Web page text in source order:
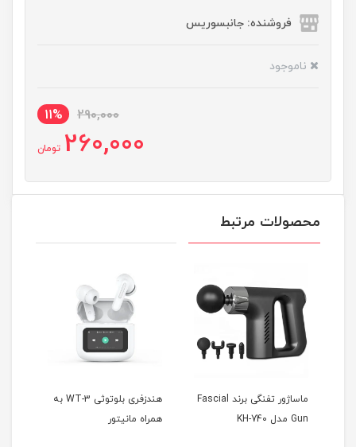
فروشنده: جانبسوریس
ناموجود
290,000
11%
260,000 تومان
محصولات مرتبط
ماساژور تفنگی برند Fascial
Gun مدل KH-740
هندزفری بلوتوثی WT-3 به
همراه مانیتور